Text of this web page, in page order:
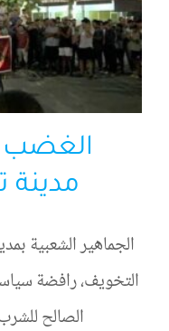
الغضب
مدينة
التخويف، رافضة
الصالح